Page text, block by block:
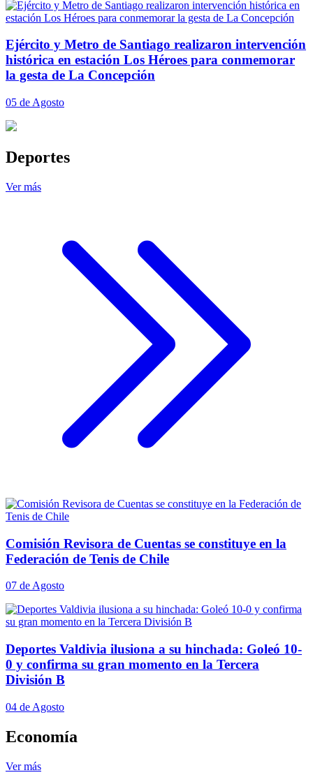
Ejército y Metro de Santiago realizaron intervención
histórica en estación Los Héroes para conmemorar
la gesta de La Concepción
05 de Agosto
Deportes
Ver más
Comisión Revisora de Cuentas se constituye en la
Federación de Tenis de Chile
07 de Agosto
Deportes Valdivia ilusiona a su hinchada: Goleó 10-
0 y confirma su gran momento en la Tercera
División B
04 de Agosto
Economía
Ver más